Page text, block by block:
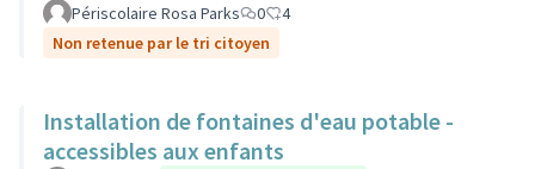
Périscolaire Rosa Parks 0
4
Non retenue par le tri citoyen
Installation de fontaines d'eau potable -
accessibles aux enfants